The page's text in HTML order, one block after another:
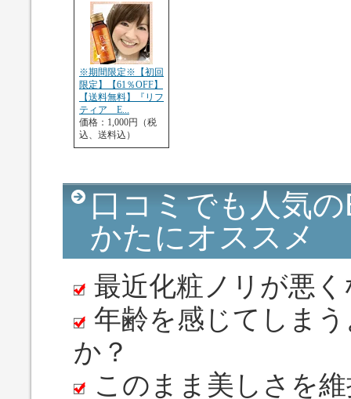
※期間限定※【初回
限定】【61％OFF】
【送料無料】『リフ
ティア E...
価格：1,000円（税
込、送料込）
口コミでも人気
かたにオススメ
最近化粧ノリが悪
年齢を感じてしま
か？
このまま美しさを